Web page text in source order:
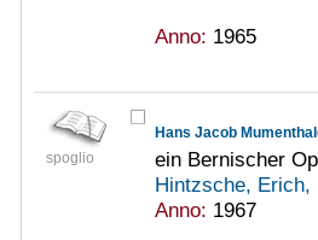
Anno: 1965
spoglio
Hans Jacob
ein Bernischer
Hintzsche,
Anno: 1967